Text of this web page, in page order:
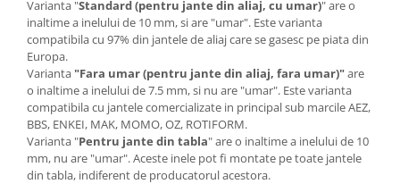
Varianta "Standard (pentru jante din aliaj, cu umar)" are o
inaltime a inelului de 10 mm, si are "umar". Este varianta
compatibila cu 97% din jantele de aliaj care se gasesc pe piata din
Europa.
Varianta "Fara umar (pentru jante din aliaj, fara umar)"are
o inaltime a inelului de 7.5 mm, si nu are "umar". Este varianta
compatibila cu jantele comercializate in principal sub marcile AEZ,
BBS, ENKEI, MAK, MOMO, OZ, ROTIFORM.
Varianta "Pentru jante din tabla" are o inaltime a inelului de 10
mm, nu are "umar". Aceste inele pot fi montate pe toate jantele
din tabla, indiferent de producatorul acestora.